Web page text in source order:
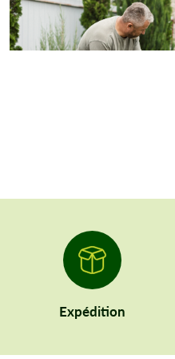
Expédition